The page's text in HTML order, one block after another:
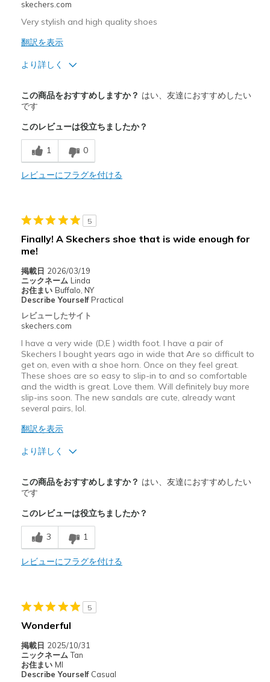
skechers.com
Very stylish and high quality shoes
翻訳を表示
より詳しく
Attractive Design
Breathe Well
Comfortable
Durable
以下に最適
Casual Wear
Special Occasions
Sizing
Feels true to size
View On Shoes
I'm Really Into Shoes
この商品をおすすめしますか？ はい、友達におすすめしたい
です
このレビューは役立ちましたか？
1 0
レビューにフラグを付ける
5
Finally! A Skechers shoe that is wide enough for
me!
掲載日 2026/03/19
ニックネーム Linda
お住まい Buffalo, NY
Describe Yourself Practical
レビューしたサイト
skechers.com
I have a very wide (D,E ) width foot. I have a pair of
Skechers I bought years ago in wide that Are so difficult to
get on, even with a shoe horn. Once on they feel great.
These shoes are so easy to slip-in to and so comfortable
and the width is great. Love them. Will definitely buy more
slip-ins soon. The new sandals are cute, already want
several pairs, lol.
翻訳を表示
より詳しく
Breathe Well
Comfortable
Durable
I love the new slip-in! Wide shoe.
no cons to this shoe
以下に最適
Casual Wear
Width
Feels true to width
この商品をおすすめしますか？ はい、友達におすすめしたい
です
このレビューは役立ちましたか？
3 1
レビューにフラグを付ける
5
Wonderful
掲載日 2025/10/31
ニックネーム Tan
お住まい MI
Describe Yourself Casual